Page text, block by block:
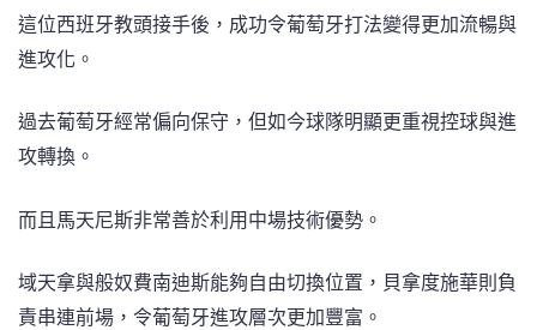
這位西班牙教頭接手後，成功令葡萄牙打法變得更加流暢與
進攻化。
過去葡萄牙經常偏向保守，但如今球隊明顯更重視控球與進
攻轉換。
而且馬天尼斯非常善於利用中場技術優勢。
域天拿與般奴費南迪斯能夠自由切換位置，貝拿度施華則負
責串連前場，令葡萄牙進攻層次更加豐富。